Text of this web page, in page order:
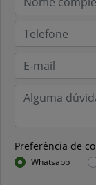
Preferência de
Whatsapp